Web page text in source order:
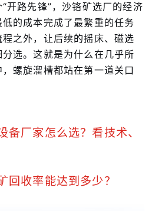
开路先锋”，沙铬矿选厂的经济
的成本完成了最繁重的任务
之外，让后续的摇床、磁选
选。这就是为什么在几乎所
螺旋溜槽都站在第一道关口
备厂家怎么选？看技术、
回收率能达到多少？